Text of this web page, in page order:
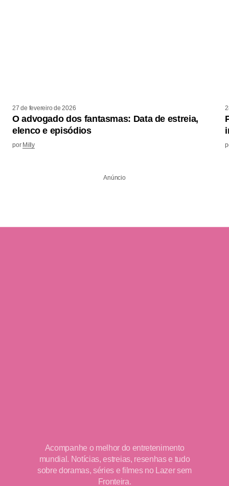
27 de fevereiro de 2026
O advogado dos fantasmas: Data de estreia,
elenco e episódios
por Milly
Anúncio
Acompanhe o melhor do entretenimento
mundial. Notícias, estreias, resenhas e tudo
sobre doramas, séries e filmes no Lazer sem
Fronteira.